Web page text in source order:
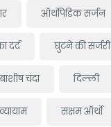
ऑर्थोपेडिक सर्जन
दर्द घुटने की सर्जरी
चंदा दिल्ली
व्यायाम सक्षम ऑर्थो